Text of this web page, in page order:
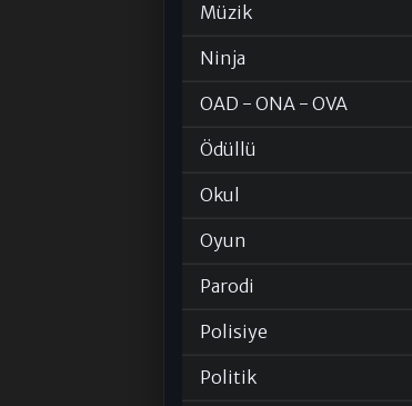
Müzik
Ninja
OAD - ONA - OVA
Ödüllü
Okul
Oyun
Parodi
Polisiye
Politik